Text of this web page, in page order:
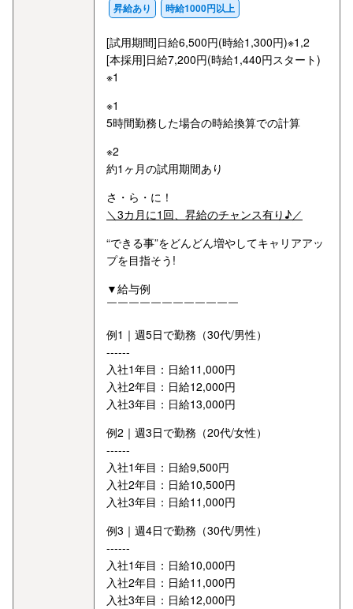
昇給あり
時給1000円以上
[試用期間]日給6,500円(時給1,300円)※1,2
[本採用]日給7,200円(時給1,440円スタート)
※1
※1
5時間勤務した場合の時給換算での計算
※2
約1ヶ月の試用期間あり
さ・ら・に！
＼3カ月に1回、昇給のチャンス有り♪／
“できる事”をどんどん増やしてキャリアアッ
プを目指そう!
▼給与例
￣￣￣￣￣￣￣￣￣￣￣￣
例1｜週5日で勤務（30代/男性）
------
入社1年目：日給11,000円
入社2年目：日給12,000円
入社3年目：日給13,000円
例2｜週3日で勤務（20代/女性）
------
入社1年目：日給9,500円
入社2年目：日給10,500円
入社3年目：日給11,000円
例3｜週4日で勤務（30代/男性）
------
入社1年目：日給10,000円
入社2年目：日給11,000円
入社3年目：日給12,000円